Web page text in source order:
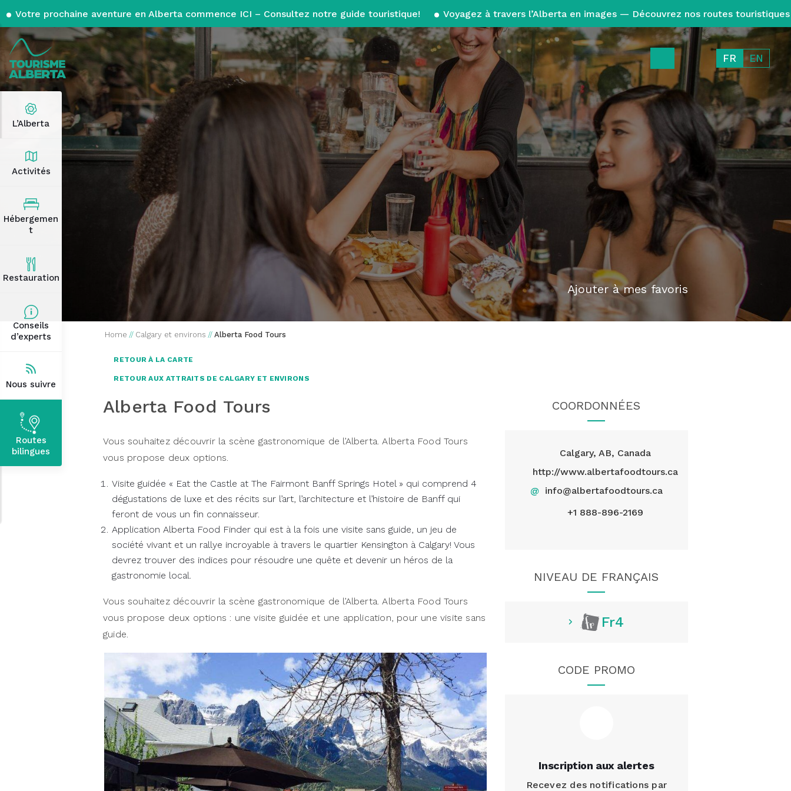
Votre prochaine aventure en Alberta commence ICI – Consultez notre guide touristique! Voyagez à travers l’Alberta en images — Découvrez nos routes touristiques
FR EN
L’Alberta
Activités
Hébergemen
t
Restauration
Conseils
d’experts
Nous suivre
Routes
bilingues
Ajouter à mes favoris
Home // Calgary et environs // Alberta Food Tours
RETOUR À LA CARTE
RETOUR AUX ATTRAITS DE CALGARY ET ENVIRONS
Alberta Food Tours
Vous souhaitez découvrir la scène gastronomique de l’Alberta. Alberta Food Tours
vous propose deux options.
Visite guidée « Eat the Castle at The Fairmont Banff Springs Hotel » qui comprend 4
dégustations de luxe et des récits sur l’art, l’architecture et l’histoire de Banff qui
feront de vous un fin connaisseur.
Application Alberta Food Finder qui est à la fois une visite sans guide, un jeu de
société vivant et un rallye incroyable à travers le quartier Kensington à Calgary! Vous
devrez trouver des indices pour résoudre une quête et devenir un héros de la
gastronomie local.
Vous souhaitez découvrir la scène gastronomique de l’Alberta. Alberta Food Tours
vous propose deux options : une visite guidée et une application, pour une visite sans
guide.
COORDONNÉES
Calgary, AB, Canada
http://www.albertafoodtours.ca
@ info@albertafoodtours.ca
+1 888-896-2169
NIVEAU DE FRANÇAIS
Fr4
CODE PROMO
Inscription aux alertes
Recevez des notifications par